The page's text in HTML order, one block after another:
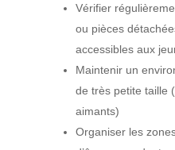
Vérifier
ou pièces
accessibles aux
Maintenir un
de très petite taille
aimants)
Organiser les